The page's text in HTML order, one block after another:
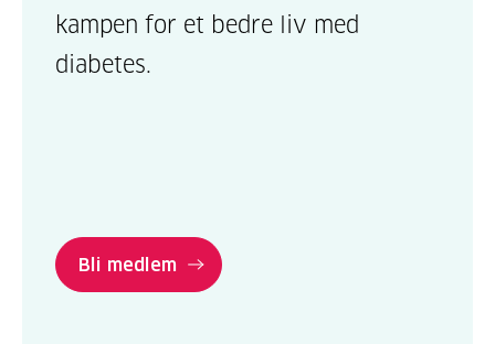
kampen for et bedre liv med
diabetes.
Bli medlem